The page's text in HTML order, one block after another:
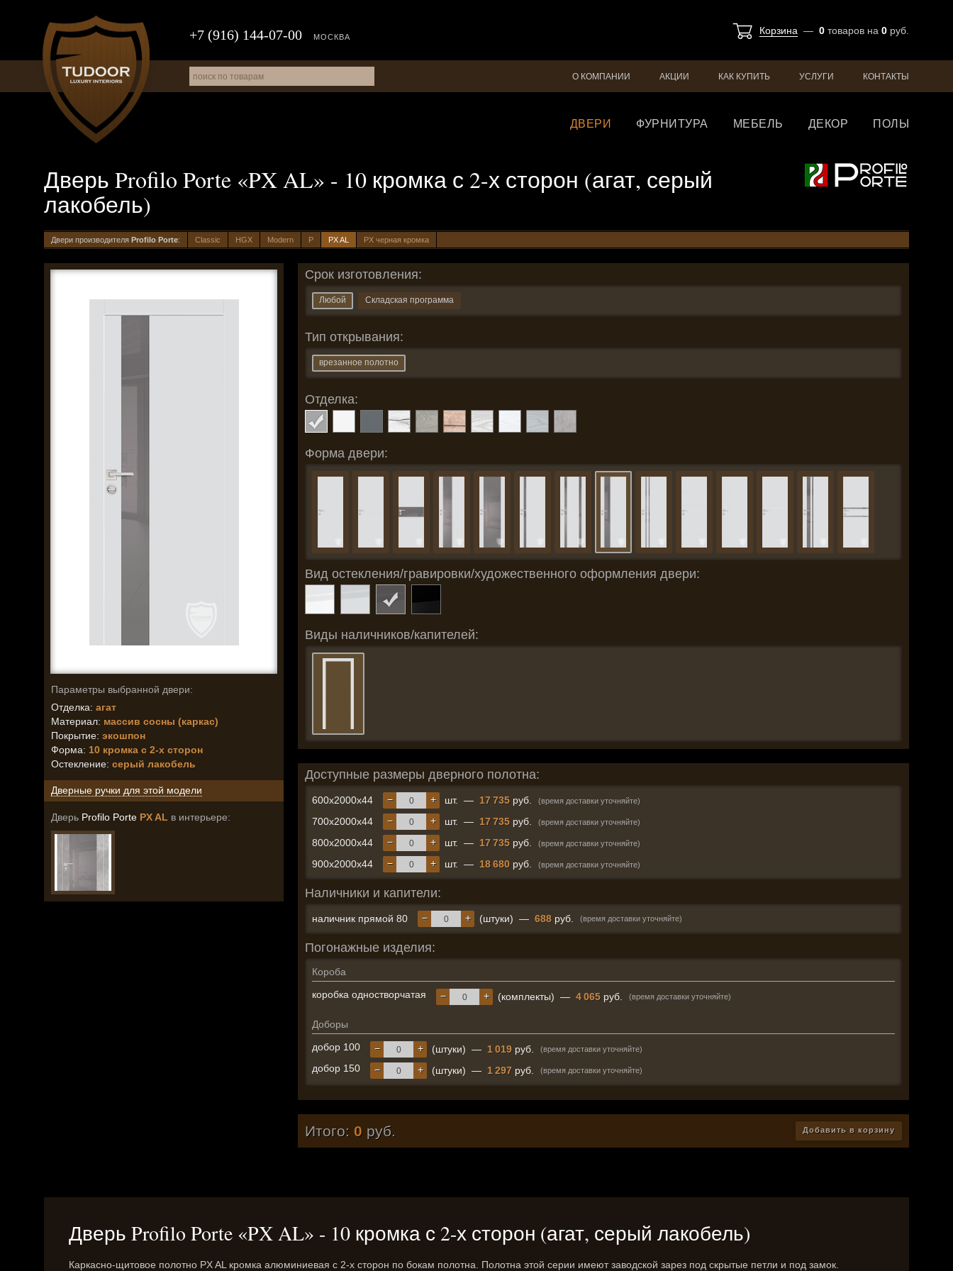
Корзина — 0 товаров на 0 руб.
+7 (916) 144-07-00 МОСКВА
О КОМПАНИИ АКЦИИ КАК КУПИТЬ УСЛУГИ КОНТАКТЫ
ДВЕРИ ФУРНИТУРА МЕБЕЛЬ ДЕКОР ПОЛЫ
Дверь Profilo Porte «PX AL» - 10 кромка с 2-х сторон (агат, серый
лакобель)
Двери производителя Profilo Porte: Classic HGX Modern P PX AL PX черная кромка
Параметры выбранной двери:
Отделка: агат
Материал: массив сосны (каркас)
Покрытие: экошпон
Форма: 10 кромка с 2-х сторон
Остекление: серый лакобель
Дверные ручки для этой модели
Дверь Profilo Porte PX AL в интерьере:
Срок изготовления:
Любой Складская программа
Тип открывания:
врезанное полотно
Отделка:
Форма двери:
Вид остекления/гравировки/художественного оформления двери:
Виды наличников/капителей:
Доступные размеры дверного полотна:
600x2000x44 +
− шт. — 17 735 руб. (время доставки уточняйте)
700x2000x44 +
− шт. — 17 735 руб. (время доставки уточняйте)
800x2000x44 +
− шт. — 17 735 руб. (время доставки уточняйте)
900x2000x44 +
− шт. — 18 680 руб. (время доставки уточняйте)
Наличники и капители:
наличник прямой 80 +
− (штуки) — 688 руб. (время доставки уточняйте)
Погонажные изделия:
Короба
коробка одностворчатая
+
− (комплекты) — 4 065 руб. (время доставки уточняйте)
Доборы
добор 100
+
− (штуки) — 1 019 руб. (время доставки уточняйте)
добор 150 +
− (штуки) — 1 297 руб. (время доставки уточняйте)
Итого: 0 руб. Добавить в корзину
Дверь Profilo Porte «PX AL» - 10 кромка с 2-х сторон (агат, серый лакобель)
Каркасно-щитовое полотно PX AL кромка алюминиевая с 2-х сторон по бокам полотна. Полотна этой серии имеют заводской зарез под скрытые петли и под замок.